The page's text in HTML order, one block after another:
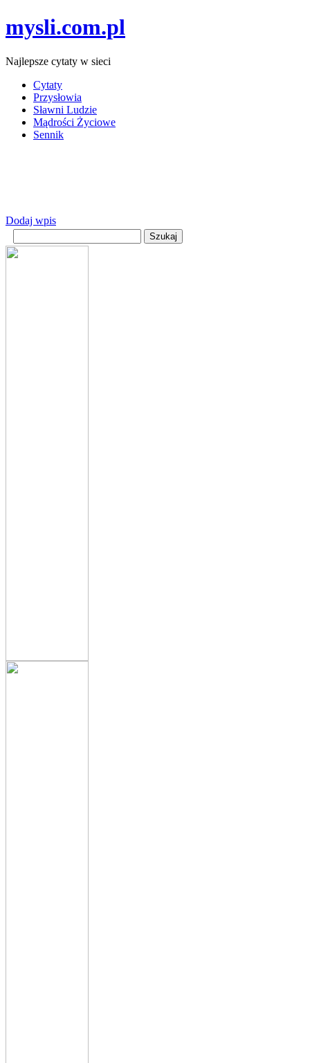
mysli.com.pl
Najlepsze cytaty w sieci
Cytaty
Przysłowia
Sławni Ludzie
Mądrości Życiowe
Sennik
Dodaj wpis